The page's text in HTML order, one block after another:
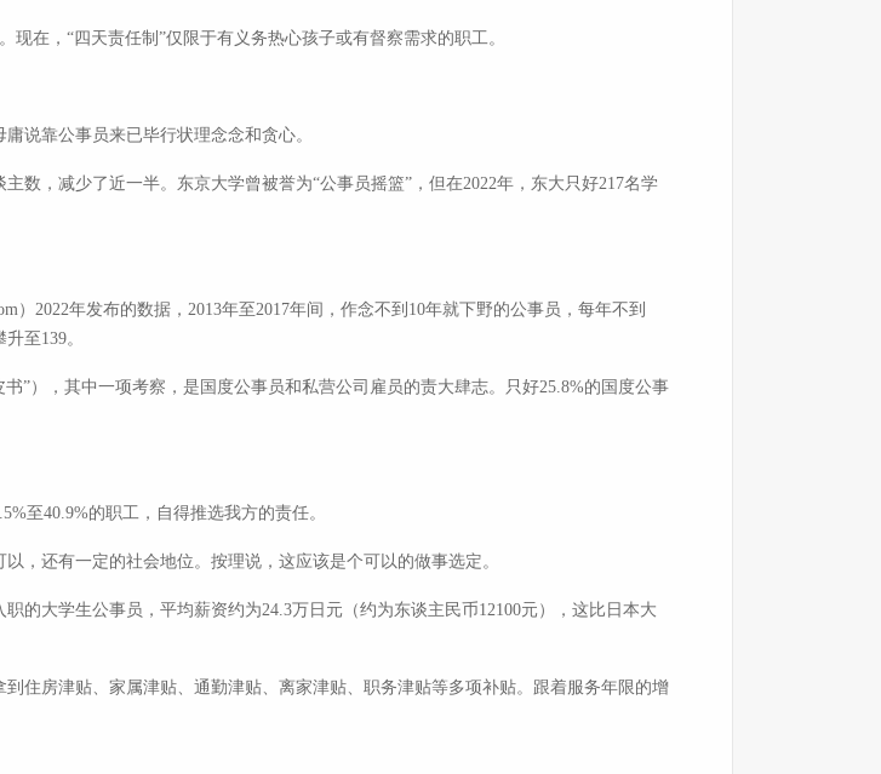
在，“四天责任制”仅限于有义务热心孩子或有督察需求的职工。
说靠公事员来已毕行状理念念和贪心。
数，减少了近一半。东京大学曾被誉为“公事员摇篮”，但在2022年，东大只好217名学
2022年发布的数据，2013年至2017年间，作念不到10年就下野的公事员，每年不到
至139。
”），其中一项考察，是国度公事员和私营公司雇员的责大肆志。只好25.8%的国度公事
至40.9%的职工，自得推选我方的责任。
，还有一定的社会地位。按理说，这应该是个可以的做事选定。
的大学生公事员，平均薪资约为24.3万日元（约为东谈主民币12100元），这比日本大
住房津贴、家属津贴、通勤津贴、离家津贴、职务津贴等多项补贴。跟着服务年限的增